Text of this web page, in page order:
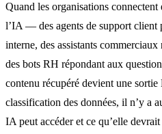
Quand les organisations connectent
l’IA — des agents de support client
interne, des assistants
des bots RH répondant aux
contenu récupéré devient une
classification des données, il n’y a
IA peut accéder et ce qu’elle devrait